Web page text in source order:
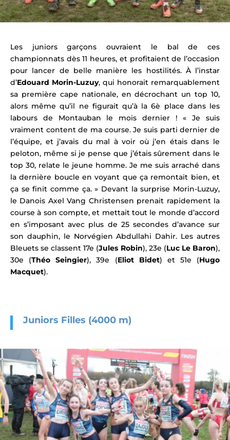
Les juniors garçons ouvraient le bal de ces
championnats dès 11 heures, et profitaient de l’occasion
pour lancer de belle manière les hostilités. À l’instar
d’Edouard Morin-Luzuy, qui honorait remarquablement
sa première cape nationale, en décrochant un top 10,
alors même qu’il ne figurait qu’à la 6è place dans les
labours de Montauban le mois dernier ! « Je suis
vraiment content de ma course. Je suis parti dernier de
l’équipe, et j’avais du mal à voir où j’en étais dans le
peloton, même si je pense que j’étais sûrement dans le
top 30, relate le jeune homme. Je me suis arraché dans
la dernière boucle en voyant que ça remontait bien, et
ça se finit comme ça. » Devant la surprise Morin-Luzuy,
le Danois Axel Vang Christensen prenait rapidement la
course à son compte, et mettait tout le monde d’accord
en s’imposant avec plus de 25 secondes d’avance sur
son dauphin, le Norvégien Abdullahi Dahir. Les autres
Bleuets se classent 17e (Jules Robin), 23e (Luc Le Baron),
30e (Théo Seingier), 39e (Eliot Bidet) et 51e (Hugo
Macquet).
Juniors Filles (4000 m)